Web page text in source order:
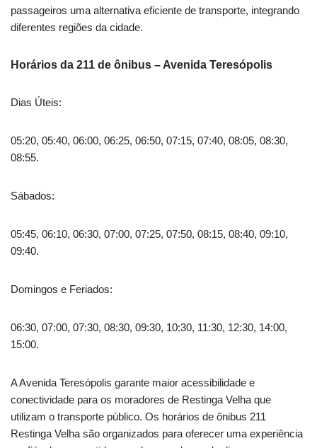
passageiros uma alternativa eficiente de transporte, integrando
diferentes regiões da cidade.
Horários da 211 de ônibus – Avenida Teresópolis
Dias Úteis:
05:20, 05:40, 06:00, 06:25, 06:50, 07:15, 07:40, 08:05, 08:30,
08:55.
Sábados:
05:45, 06:10, 06:30, 07:00, 07:25, 07:50, 08:15, 08:40, 09:10,
09:40.
Domingos e Feriados:
06:30, 07:00, 07:30, 08:30, 09:30, 10:30, 11:30, 12:30, 14:00,
15:00.
A Avenida Teresópolis garante maior acessibilidade e
conectividade para os moradores de Restinga Velha que
utilizam o transporte público. Os horários de ônibus 211
Restinga Velha são organizados para oferecer uma experiência